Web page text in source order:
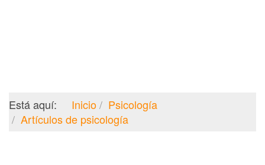
Está aquí: Inicio
Psicología
Artículos de psicología